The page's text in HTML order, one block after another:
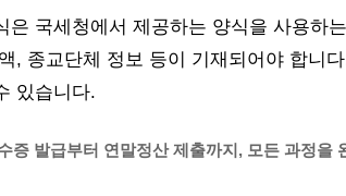
은 국세청에서 제공하는 양식을 사용하
, 종교단체 정보 등이 기재되어야 합니
있습니다.
증 발급부터 연말정산 제출까지, 모든 과정을